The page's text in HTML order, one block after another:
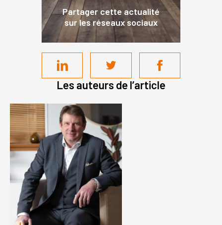
Partager cette actualité
sur les réseaux sociaux
Les auteurs de l’article